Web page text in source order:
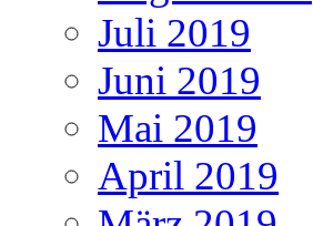
Juli 2019
Juni 2019
Mai 2019
April 2019